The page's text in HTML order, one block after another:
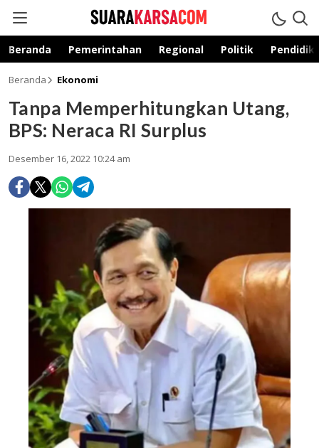
suarakarsa.com
Informasi terpercaya
Beranda Pemerintahan Regional Politik
Beranda Ekonomi
Tanpa Memperhitungkan Utang,
BPS: Neraca RI Surplus
Desember 16, 2022 10:24 am